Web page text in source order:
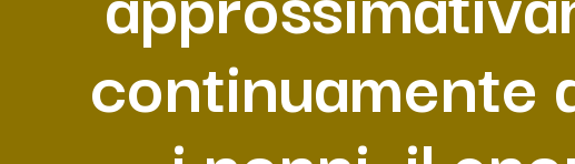
continuamente